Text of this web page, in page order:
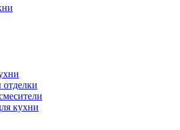
кухни